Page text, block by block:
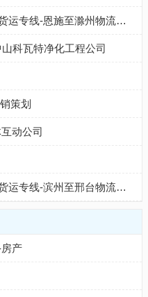
恩施到滁州物流专线-恩施到滁州货运专线-恩施至滁州物流公司-就发物流网
科瓦特净化工程公司
策划
动公司
滨州到邢台物流专线-滨州到邢台货运专线-滨州至邢台物流公司-就发物流网
产